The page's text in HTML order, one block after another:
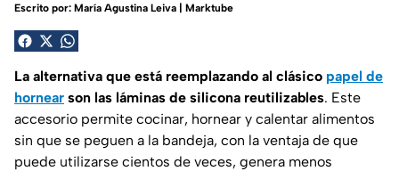
Escrito por: María Agustina Leiva | Marktube
La alternativa que está reemplazando al clásico papel de
hornear son las láminas de silicona reutilizables. Este
accesorio permite cocinar, hornear y calentar alimentos
sin que se peguen a la bandeja, con la ventaja de que
puede utilizarse cientos de veces, genera menos